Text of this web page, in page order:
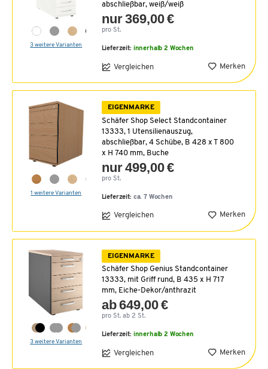
3 weitere Varianten
abschließbar, weiß/weiß
nur 369,00 €
pro St.
Lieferzeit: innerhalb 2 Wochen
Vergleichen Merken
1 weitere Varianten
EIGENMARKE
Schäfer Shop Select Standcontainer
13333, 1 Utensilienauszug,
abschließbar, 4 Schübe, B 428 x T 800
x H 740 mm, Buche
nur 499,00 €
pro St.
Lieferzeit: ca. 7 Wochen
Vergleichen Merken
3 weitere Varianten
EIGENMARKE
Schäfer Shop Genius Standcontainer
13333, mit Griff rund, B 435 x H 717
mm, Eiche-Dekor/anthrazit
ab 649,00 €
pro St. ab 2 St.
Lieferzeit: innerhalb 2 Wochen
Vergleichen Merken